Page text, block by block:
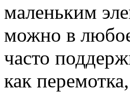
маленьким
можно в любое
часто
как